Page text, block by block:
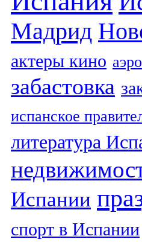
Мадрид
актеры кино
забастовка
испанское
литература
Испании
спорт в Испании